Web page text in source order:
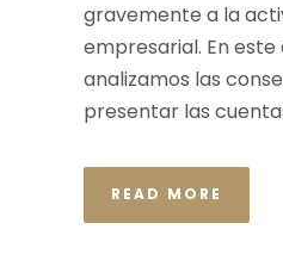
gravemente a la
empresarial. En
analizamos las
presentar las
READ MORE